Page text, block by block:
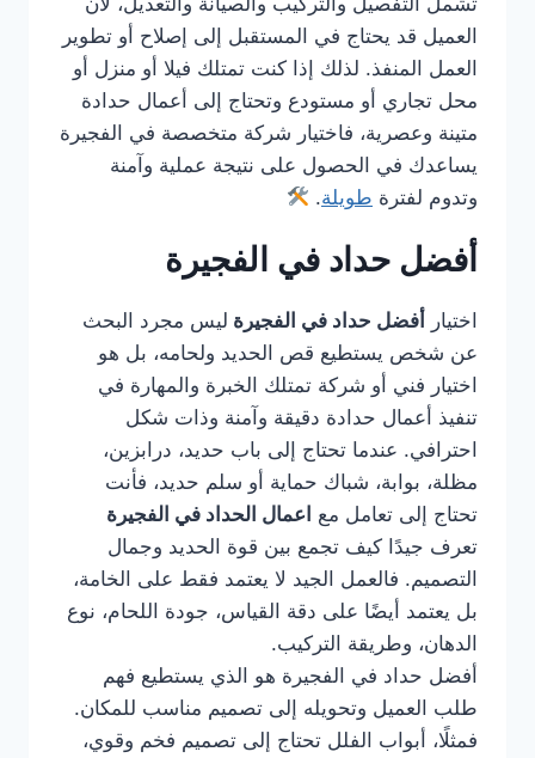
العميل قد يحتاج في المستقبل إلى إصلاح أو تطوير
العمل المنفذ. لذلك إذا كنت تمتلك فيلا أو منزل أو
محل تجاري أو مستودع وتحتاج إلى أعمال حدادة
متينة وعصرية، فاختيار شركة متخصصة في الفجيرة
يساعدك في الحصول على نتيجة عملية وآمنة
وتدوم لفترة طويلة.
أفضل حداد في الفجيرة
اختيار أفضل حداد في الفجيرة ليس مجرد البحث
عن شخص يستطيع قص الحديد ولحامه، بل هو
اختيار فني أو شركة تمتلك الخبرة والمهارة في
تنفيذ أعمال حدادة دقيقة وآمنة وذات شكل
احترافي. عندما تحتاج إلى باب حديد، درابزين،
مظلة، بوابة، شباك حماية أو سلم حديد، فأنت
تحتاج إلى تعامل مع اعمال الحداد في الفجيرة
تعرف جيدًا كيف تجمع بين قوة الحديد وجمال
التصميم. فالعمل الجيد لا يعتمد فقط على الخامة،
بل يعتمد أيضًا على دقة القياس، جودة اللحام، نوع
الدهان، وطريقة التركيب.
أفضل حداد في الفجيرة هو الذي يستطيع فهم
طلب العميل وتحويله إلى تصميم مناسب للمكان.
فمثلًا، أبواب الفلل تحتاج إلى تصميم فخم وقوي،